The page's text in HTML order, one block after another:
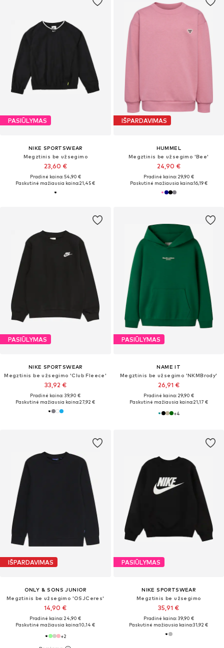
PASIŪLYMAS
NIKE SPORTSWEAR
Megztinis be užsegimo
23,60 €
Pradinė kaina: 54,90 €
Paskutinė mažiausia kaina:21,45 €
IŠPARDAVIMAS
HUMMEL
Megztinis be užsegimo 'Bee'
24,90 €
Pradinė kaina: 29,90 €
Paskutinė mažiausia kaina:16,19 €
PASIŪLYMAS
NIKE SPORTSWEAR
Megztinis be užsegimo 'Club Fleece'
33,92 €
Pradinė kaina: 39,90 €
Paskutinė mažiausia kaina:27,92 €
PASIŪLYMAS
NAME IT
Megztinis be užsegimo 'NKMBrody'
26,91 €
Pradinė kaina: 29,90 €
Paskutinė mažiausia kaina:21,17 €
+4
IŠPARDAVIMAS
ONLY & SONS JUNIOR
Megztinis be užsegimo 'OSJCeres'
14,90 €
Pradinė kaina: 24,90 €
Paskutinė mažiausia kaina:10,14 €
+2
PASIŪLYMAS
NIKE SPORTSWEAR
Megztinis be užsegimo
35,91 €
Pradinė kaina: 39,90 €
Paskutinė mažiausia kaina:31,92 €